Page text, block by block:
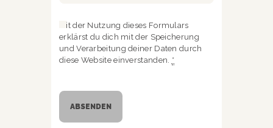
Mit der Nutzung dieses Formulars
erklärst du dich mit der Speicherung
und Verarbeitung deiner Daten durch
diese Website einverstanden. *